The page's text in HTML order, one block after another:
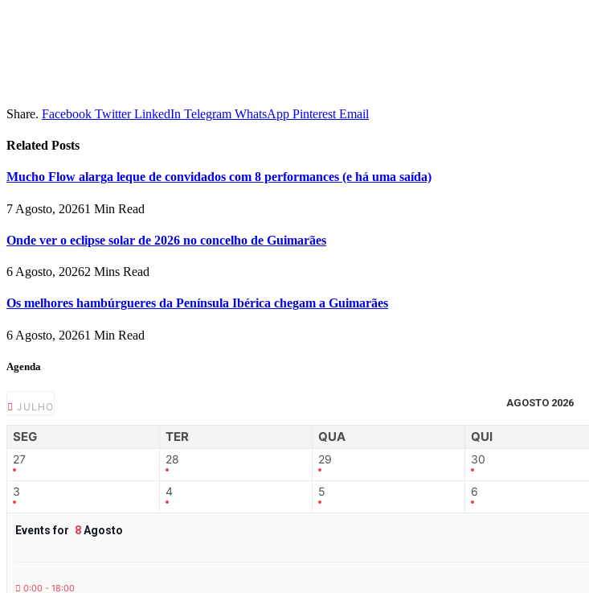
Share. Facebook Twitter LinkedIn Telegram WhatsApp Pinterest Email
Related Posts
Mucho Flow alarga leque de convidados com 8 performances (e há uma saída)
7 Agosto, 20261 Min Read
Onde ver o eclipse solar de 2026 no concelho de Guimarães
6 Agosto, 20262 Mins Read
Os melhores hambúrgueres da Península Ibérica chegam a Guimarães
6 Agosto, 20261 Min Read
Agenda
JULHO AGOSTO 2026
SEG TER QUA QUI
27 28 29 30
3 4 5 6
Events for 8Agosto
0:00 - 18:00